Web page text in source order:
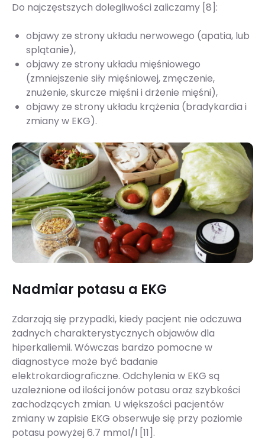
Do najczęstszych dolegliwości zaliczamy [8]:
objawy ze strony układu nerwowego (apatia, lub
splątanie),
objawy ze strony układu mięśniowego
(zmniejszenie siły mięśniowej, zmęczenie,
znużenie, skurcze mięśni i drżenie mięśni),
objawy ze strony układu krążenia (bradykardia i
zmiany w EKG).
Nadmiar potasu a EKG
Zdarzają się przypadki, kiedy pacjent nie odczuwa
żadnych charakterystycznych objawów dla
hiperkaliemii. Wówczas bardzo pomocne w
diagnostyce może być badanie
elektrokardiograficzne. Odchylenia w EKG są
uzależnione od ilości jonów potasu oraz szybkości
zachodzących zmian. U większości pacjentów
zmiany w zapisie EKG obserwuje się przy poziomie
potasu powyżej 6.7 mmol/l [11].